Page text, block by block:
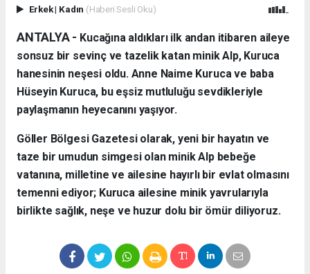
Erkek| Kadın (Haberi Sesli Oku)
ANTALYA - ​ Kucağına aldıkları ilk andan itibaren aileye
sonsuz bir sevinç ve tazelik katan minik Alp, Kuruca
hanesinin neşesi oldu. Anne Naime Kuruca ve baba
Hüseyin Kuruca, bu eşsiz mutluluğu sevdikleriyle
paylaşmanın heyecanını yaşıyor.
​Göller Bölgesi Gazetesi olarak, yeni bir hayatın ve
taze bir umudun simgesi olan minik Alp bebeğe
vatanına, milletine ve ailesine hayırlı bir evlat olmasını
temenni ediyor; Kuruca ailesine minik yavrularıyla
birlikte sağlık, neşe ve huzur dolu bir ömür diliyoruz.